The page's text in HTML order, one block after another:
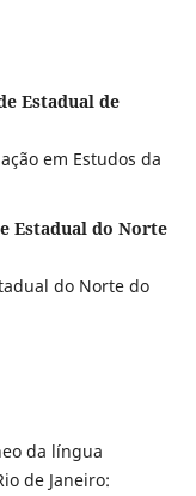
Estadual de
em Estudos da
Estadual do Norte
do Norte do
da língua
de Janeiro: